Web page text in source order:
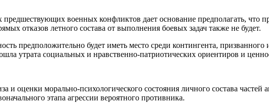
военных конфликтов дает основание предполагать, что
отказов летного состава от выполнения боевых задач также не будет.
предположительно будет иметь место среди контингента, призванного
утрата социальных и нравственно-патриотических ориентиров и
и оценки морально-психологического состояния личного состава
этапа агрессии вероятного противника.